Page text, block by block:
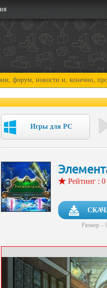
и, конечно, прохождения!
Игры для PC
Рейтинг : 0
Размер –